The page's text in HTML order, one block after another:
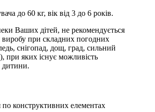
до 60 кг, вік від 3 до 6 років.
Ваших дітей, не рекомендується
виробу при складних погодних
снігопад, дощ, град, сильний
при яких існує можливість
дитини.
конструктивних елементах